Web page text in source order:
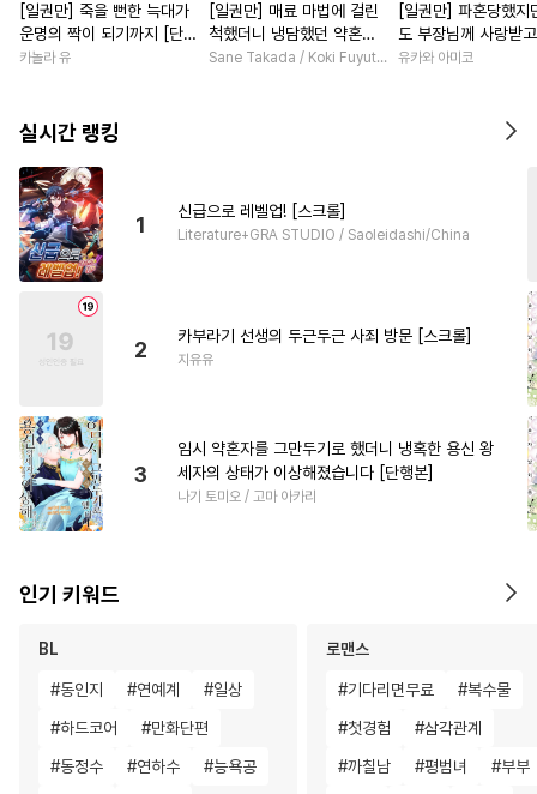
[일권만] 죽을 뻔한 늑대가
운명의 짝이 되기까지 [단행
본]
카놀라 유
[일권만] 매료 마법에 걸린
척했더니 냉담했던 약혼자
가 맹목적인 사랑꾼이 되었
Sane Takada / Koki Fuyutsuki
[일권만] 파혼당했지
도 부장님께 사랑받
니다 [단행본]
유카와 아미코
실시간 랭킹
1
신급으로 레벨업! [스크롤]
Literature+GRA STUDIO / Saoleidashi/China
2
카부라기 선생의 두근두근 사죄 방문 [스크롤]
지유유
3
임시 약혼자를 그만두기로 했더니 냉혹한 용신 왕
세자의 상태가 이상해졌습니다 [단행본]
나기 토미오 / 고마 아카리
인기 키워드
BL
#동인지 #연예계 #일상
#하드코어 #만화단편
#동정수 #연하수 #능욕공
로맨스
#기다리면무료 #복수물
#첫경험 #삼각관계
#까칠남 #평범녀 #부부